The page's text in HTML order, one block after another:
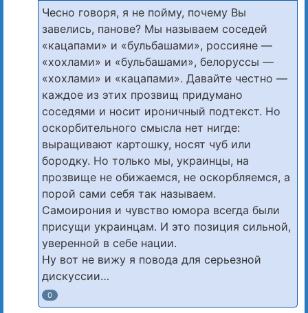
Чесно говоря, я не пойму, почему Вы
завелись, панове? Мы называем соседей
«кацапами» и «бульбашами», россияне —
«хохлами» и «бульбашами», белоруссы —
«хохлами» и «кацапами». Давайте честно —
каждое из этих прозвищ придумано
соседями и носит ироничный подтекст. Но
оскорбительного смысла нет нигде:
выращивают картошку, носят чуб или
бородку. Но только мы, украинцы, на
прозвище не обижаемся, не оскорбляемся, а
порой сами себя так называем.
Самоирония и чувство юмора всегда были
присущи украинцам. И это позиция сильной,
уверенной в себе нации.
Ну вот не вижу я повода для серьезной
дискуссии…
0